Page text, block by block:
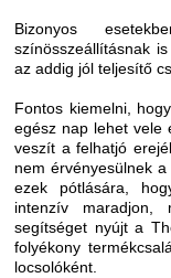
Bizonyos
színösszeállításnak
az addig jól teljesítő
Fontos kiemelni,
egész nap lehet vele
veszít a felhatjó
nem érvényesülnek
ezek pótlására,
intenzív
segítséget nyújt a
folyékony
locsolóként.